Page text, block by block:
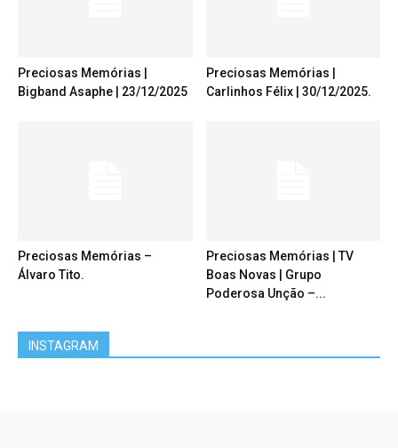
Preciosas Memórias |
Bigband Asaphe | 23/12/2025
Preciosas Memórias |
Carlinhos Félix | 30/12/2025.
Preciosas Memórias –
Álvaro Tito.
Preciosas Memórias | TV
Boas Novas | Grupo
Poderosa Unção –...
INSTAGRAM